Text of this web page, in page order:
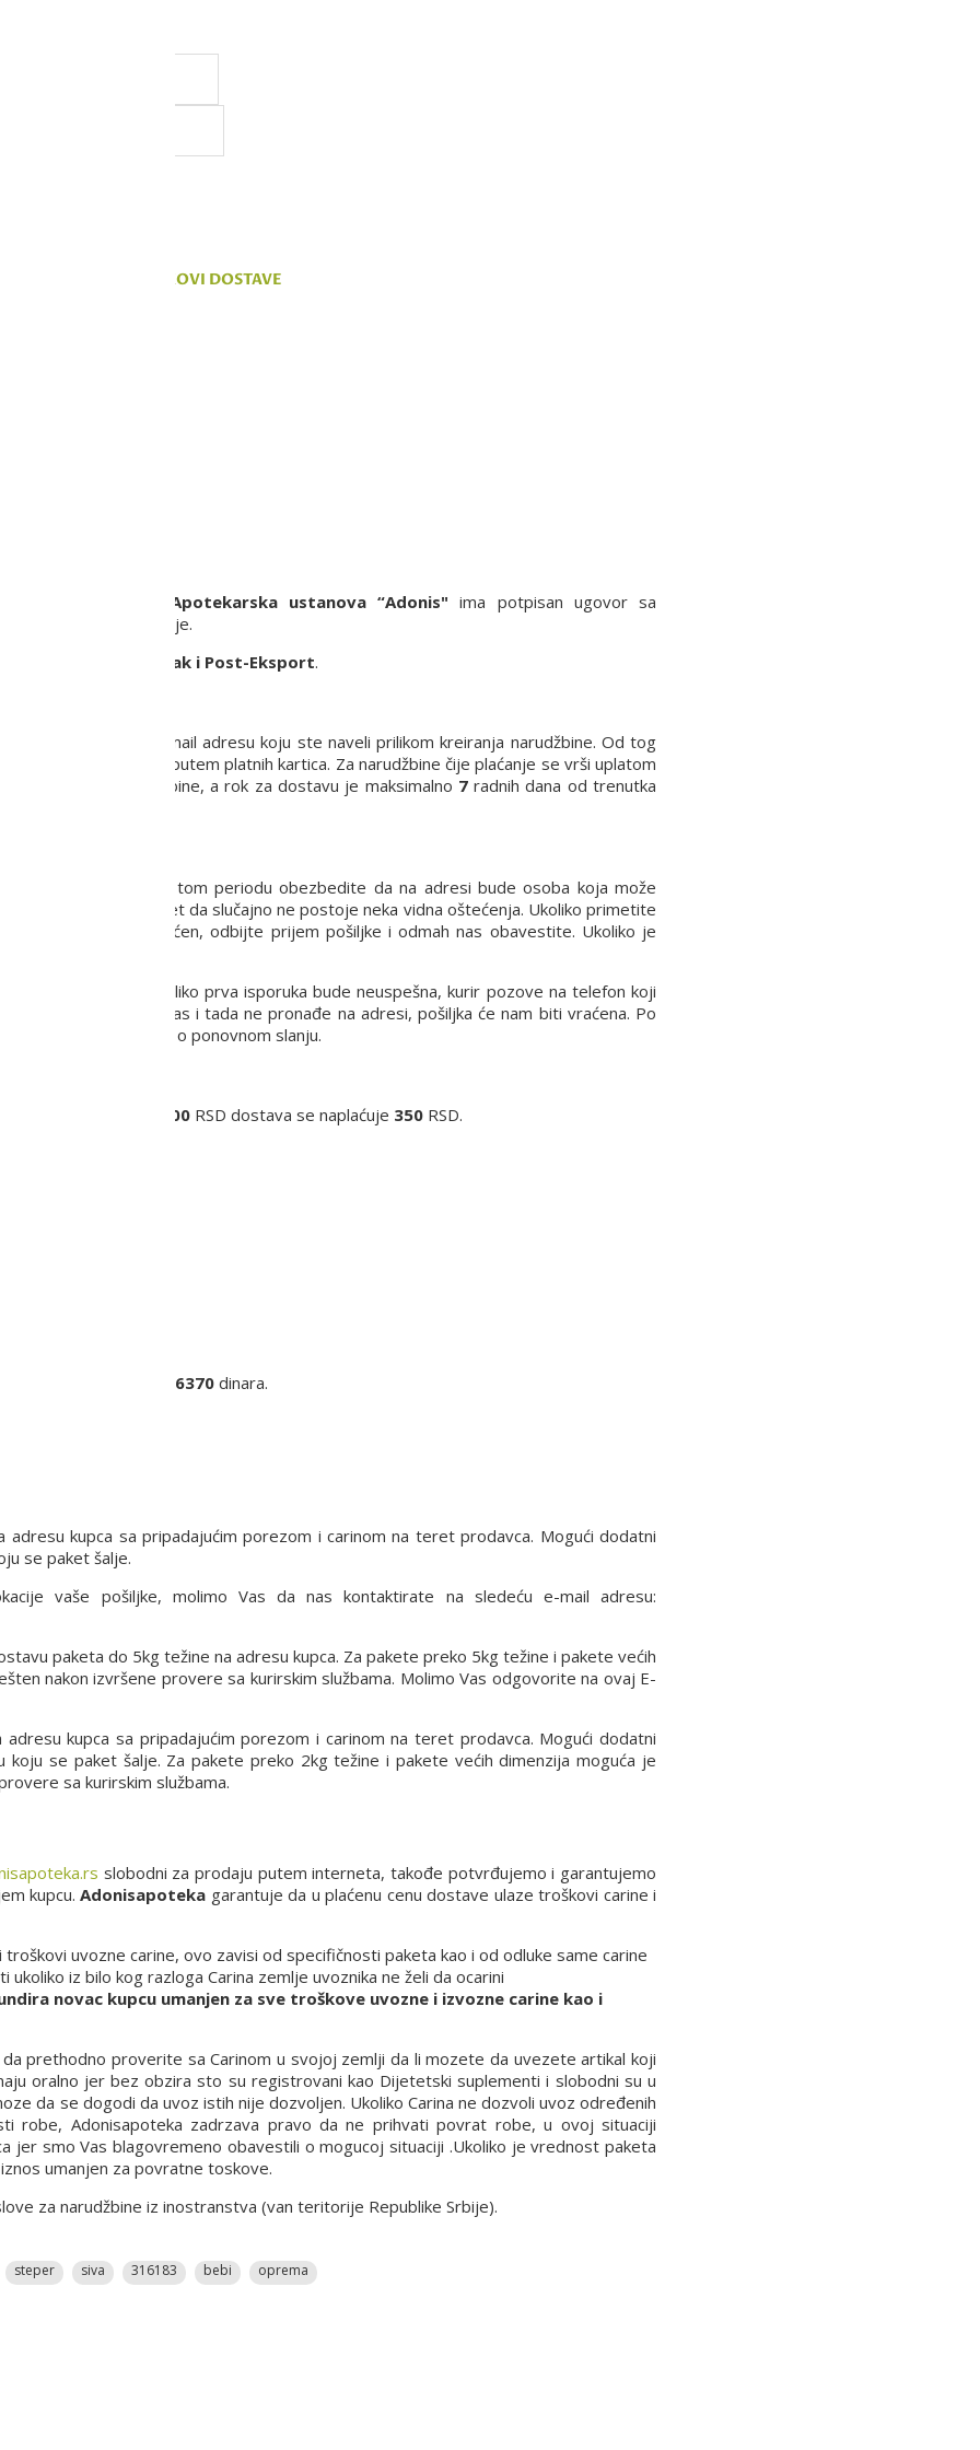
su deo naše ponude,
TROŠKOVI DOSTAVE
Apotekarska ustanova “Adonis" ima potpisan ugovor sa
Republike Srbije.
usluge
Post-Pak i Post-Eksport.
na Vašu e-mail adresu koju ste naveli prilikom kreiranja narudžbine. Od tog
robe pouzećem ili putem platnih kartica. Za narudžbine čije plaćanje se vrši uplatom
sa potvrdom narudžbine, a rok za dostavu je maksimalno 7radnih dana od trenutka
h. Molimo Vas da u tom periodu obezbedite da na adresi bude osoba koja može
pregledate paket da slučajno ne postoje neka vidna oštećenja. Ukoliko primetite
možda oštećen, odbijte prijem pošiljke i odmah nas obavestite. Ukoliko je
kuriru adresnicu.
praksa je da Vas, ukoliko prva isporuka bude neuspešna, kurir pozove na telefon koji
dostavu. Ukoliko Vas i tada ne pronađe na adresi, pošiljka će nam biti vraćena. Po
i dogovoriti se o ponovnom slanju.
6000 RSD dostava se naplaćuje 350 RSD.
cena poštarine iznosi 6370 dinara.
kupca sa pripadajućim porezom i carinom na teret prodavca. Mogući dodatni
se paket šalje.
vaše pošiljke, molimo Vas da nas kontaktirate na sledeću e-mail adresu:
paketa do 5kg težine na adresu kupca. Za pakete preko 5kg težine i pakete većih
nakon izvršene provere sa kurirskim službama. Molimo Vas odgovorite na ovaj E-
kupca sa pripadajućim porezom i carinom na teret prodavca. Mogući dodatni
se paket šalje. Za pakete preko 2kg težine i pakete većih dimenzija moguća je
sa kurirskim službama.
slobodni za prodaju putem interneta, takođe potvrđujemo i garantujemo
kupcu.Adonisapoteka garantuje da u plaćenu cenu dostave ulaze troškovi carine i
uvozne carine, ovo zavisi od specifičnosti paketa kao i od odluke same carine
iz bilo kog razloga Carina zemlje uvoznika ne želi da ocarini
novac kupcu umanjen za sve troškove uvozne i izvozne carine kao i
prethodno proverite sa Carinom u svojoj zemlji da li mozete da uvezete artikal koji
oralno jer bez obzira sto su registrovani kao Dijetetski suplementi i slobodni su u
da se dogodi da uvoz istih nije dozvoljen. Ukoliko Carina ne dozvoli uvoz određenih
robe, Adonisapoteka zadrzava pravo da ne prihvati povrat robe, u ovoj situaciji
jer smo Vas blagovremeno obavestili o mogucoj situaciji .Ukoliko je vrednost paketa
umanjen za povratne toskove.
za narudžbine iz inostranstva (van teritorije Republike Srbije).
steper siva 316183 bebi oprema